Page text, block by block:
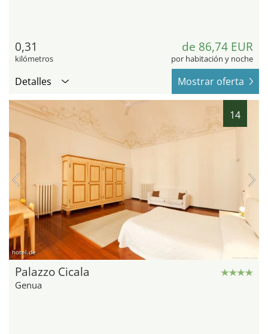
0,31
kilómetros
de 86,74 EUR
por habitación y noche
Detalles Mostrar oferta
14
hotel.de
Palazzo Cicala
Genua